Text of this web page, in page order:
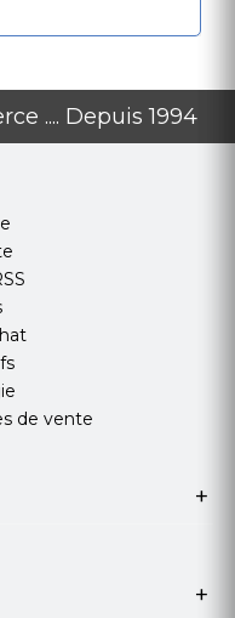
L'environnement
.... Depuis 1994
de vente